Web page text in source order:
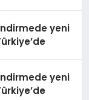
yeni
yeni